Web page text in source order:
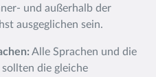
und außerhalb der
ausgeglichen sein.
Alle Sprachen und die
die gleiche